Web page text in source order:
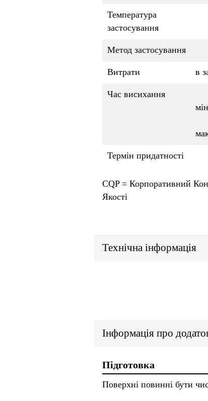
Температура
застосування
Метод застосування
Витрати в
Час висихання
Термін придатності
CQP = Корпоративний
Якості
Технічна інформація
Інформація про
Підготовка
Поверхні повинні бути